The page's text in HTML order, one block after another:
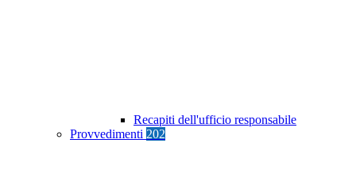
Recapiti dell'ufficio responsabile
Provvedimenti 202